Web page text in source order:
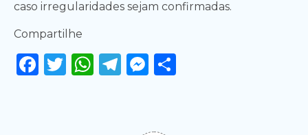
caso irregularidades sejam confirmadas.
Compartilhe
Facebook
Twitter
WhatsApp
Telegram
Messenger